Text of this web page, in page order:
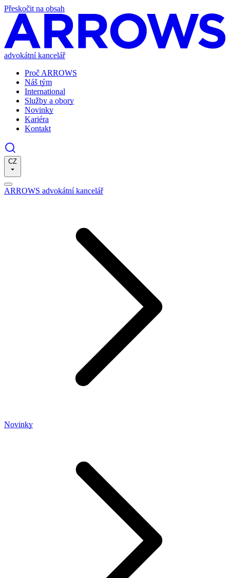
Přeskočit na obsah
advokátní kancelář
Proč ARROWS
Náš tým
International
Služby a obory
Novinky
Kariéra
Kontakt
CZ
ARROWS advokátní kancelář
Novinky